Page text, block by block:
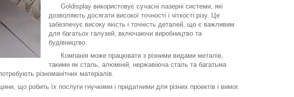
Goldisplay використовує сучасні лазерні системи, які
дозволяють досягати високої точності і чіткості різу. Це
забезпечує високу якість і точність деталей, що є важливим
для багатьох галузей, включаючи виробництво та
будівництво.
Компанія може працювати з різними видами металів,
такими як сталь, алюміній, нержавіюча сталь та багатьма
різноманітних матеріалів.
що робить їх послуги гнучкими і придатними для різних проектів і вимог.